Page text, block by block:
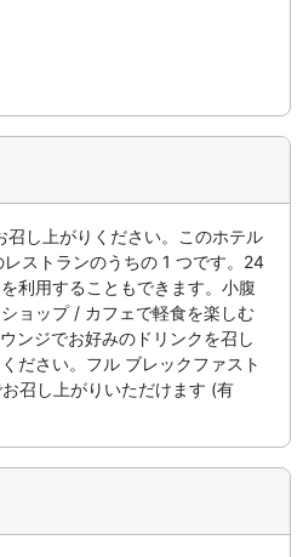
召し上がりください。このホテル
ストランのうちの 1 つです。24
利用することもできます。小腹
ョップ / カフェで軽食を楽しむ
ンジでお好みのドリンクを召し
ださい。フル ブレックファスト
召し上がりいただけます (有